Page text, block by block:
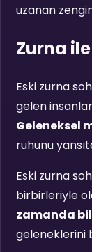
uzanan
Zurna
Eski zurna
gelen
Geleneksel
ruhunu
Eski zurna
birbirleriyle
zamanda
geleneklerini